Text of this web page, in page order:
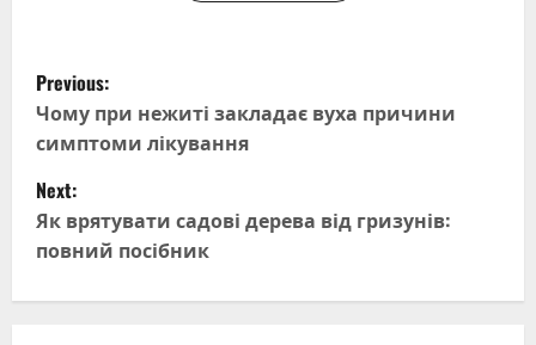
P
o
s
t
n
Previous:
Чому при нежиті закладає вуха причини
симптоми лікування
Next:
Як врятувати садові дерева від гризунів:
повний посібник